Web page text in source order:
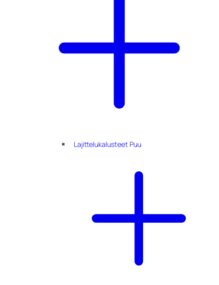
Lajittelukalusteet Puu